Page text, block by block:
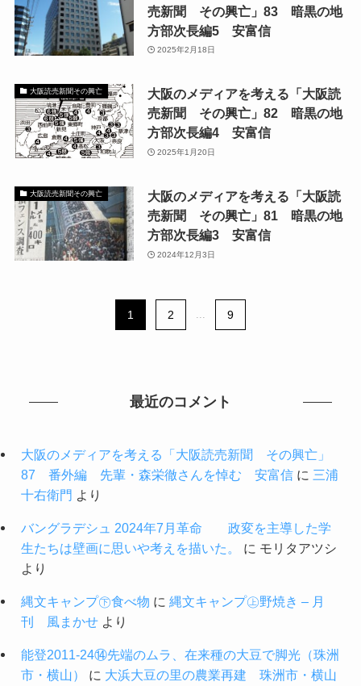
売新聞 その興亡」83 暗黒の地
方部次長編5 安富信
2025年2月18日
大阪読売新聞その興亡
大阪のメディアを考える「大阪読
売新聞 その興亡」82 暗黒の地
方部次長編4 安富信
2025年1月20日
大阪読売新聞その興亡
大阪のメディアを考える「大阪読
売新聞 その興亡」81 暗黒の地
方部次長編3 安富信
2024年12月3日
1 2 9
最近のコメント
大阪のメディアを考える「大阪読売新聞 その興亡」
87 番外編 先輩・森栄徹さんを悼む 安富信に 三浦
十右衛門 より
バングラデシュ 2024年7月革命 政変を主導した学
生たちは壁画に思いや考えを描いた。
に モリタアツシ
より
縄文キャンプ㊦食べ物 に 縄文キャンプ㊤野焼き – 月
刊 風まかせより
能登2011-24⑭先端のムラ、在来種の大豆で脚光（珠洲
市・横山）
に 大浜大豆の里の農業再建 珠洲市・横山